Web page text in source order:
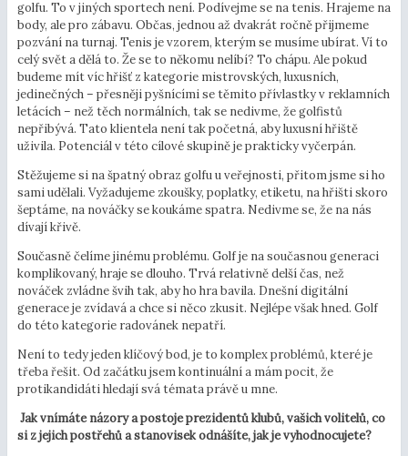
golfu. To v jiných sportech není. Podívejme se na tenis. Hrajeme na
body, ale pro zábavu. Občas, jednou až dvakrát ročně přijmeme
pozvání na turnaj. Tenis je vzorem, kterým se musíme ubírat. Ví to
celý svět a dělá to. Že se to někomu nelíbí? To chápu. Ale pokud
budeme mít víc hřišť z kategorie mistrovských, luxusních,
jedinečných – přesněji pyšnícími se těmito přívlastky v reklamních
letácích – než těch normálních, tak se nedivme, že golfistů
nepřibývá. Tato klientela není tak početná, aby luxusní hřiště
uživila. Potenciál v této cílové skupině je prakticky vyčerpán.
Stěžujeme si na špatný obraz golfu u veřejnosti, přitom jsme si ho
sami udělali. Vyžadujeme zkoušky, poplatky, etiketu, na hřišti skoro
šeptáme, na nováčky se koukáme spatra. Nedivme se, že na nás
dívají křivě.
Současně čelíme jinému problému. Golf je na současnou generaci
komplikovaný, hraje se dlouho. Trvá relativně delší čas, než
nováček zvládne švih tak, aby ho hra bavila. Dnešní digitální
generace je zvídavá a chce si něco zkusit. Nejlépe však hned. Golf
do této kategorie radovánek nepatří.
Není to tedy jeden klíčový bod, je to komplex problémů, které je
třeba řešit. Od začátku jsem kontinuální a mám pocit, že
protikandidáti hledají svá témata právě u mne.
Jak vnímáte názory a postoje prezidentů klubů, vašich volitelů, co
si z jejich postřehů a stanovisek odnášíte, jak je vyhodnocujete?